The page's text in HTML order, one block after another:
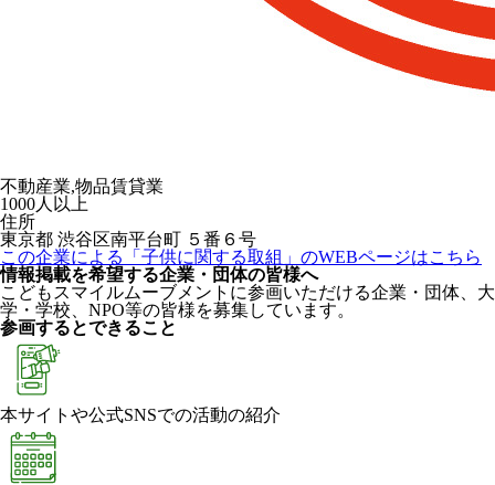
不動産業,物品賃貸業
1000人以上
住所
東京都 渋谷区南平台町 ５番６号
この企業による「子供に関する取組」のWEBページはこちら
情報掲載を希望する企業・団体の皆様へ
こどもスマイルムーブメントに参画いただける企業・団体、大
学・学校、NPO等の皆様を募集しています。
参画するとできること
本サイトや公式SNSでの活動の紹介